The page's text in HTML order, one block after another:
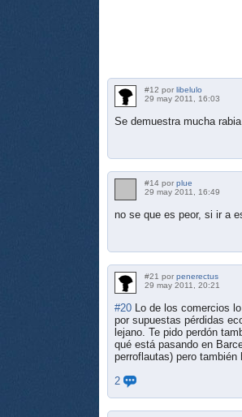
#12 por libelulo
29 may 2011, 16:03
Se demuestra mucha
#14 por plue
29 may 2011, 16:49
no se que es peor, si ir a
#21 por penerectus
29 may 2011, 20:21
#20
Lo de los comercios
por supuestas pérdidas
lejano. Te pido perdón
qué está pasando en
perroflautas) pero
2